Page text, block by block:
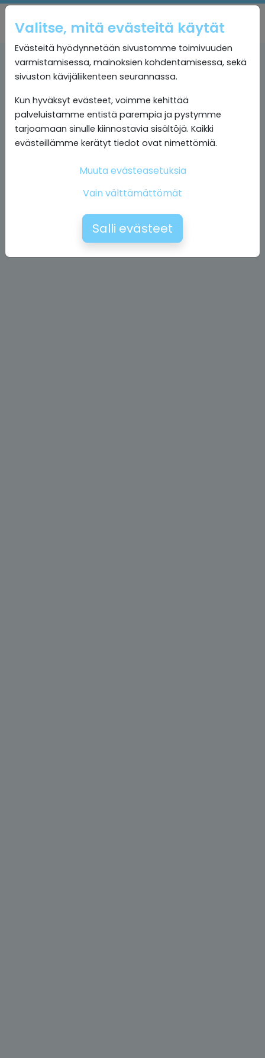
Valitse, mitä evästeitä käytät
Evästeitä hyödynnetään sivustomme toimivuuden
varmistamisessa, mainoksien kohdentamisessa, sekä
sivuston kävijäliikenteen seurannassa.
Kun hyväksyt evästeet, voimme kehittää
palveluistamme entistä parempia ja pystymme
tarjoamaan sinulle kiinnostavia sisältöjä. Kaikki
evästeillämme kerätyt tiedot ovat nimettömiä.
Muuta evästeasetuksia
Vain välttämättömät
Salli evästeet